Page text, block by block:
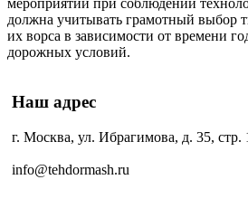
мероприятий при соблюдении
должна учитывать грамотный выбор
их ворса в зависимости от времени
дорожных условий.
Наш адрес
г. Москва, ул. Ибрагимова, д. 35, стр.
info@tehdormash.ru